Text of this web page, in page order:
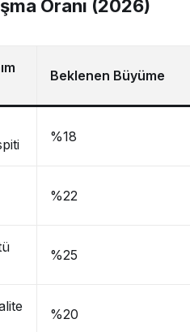
Oranı (2026)
Beklenen Büyüme
%18
%22
%25
%20